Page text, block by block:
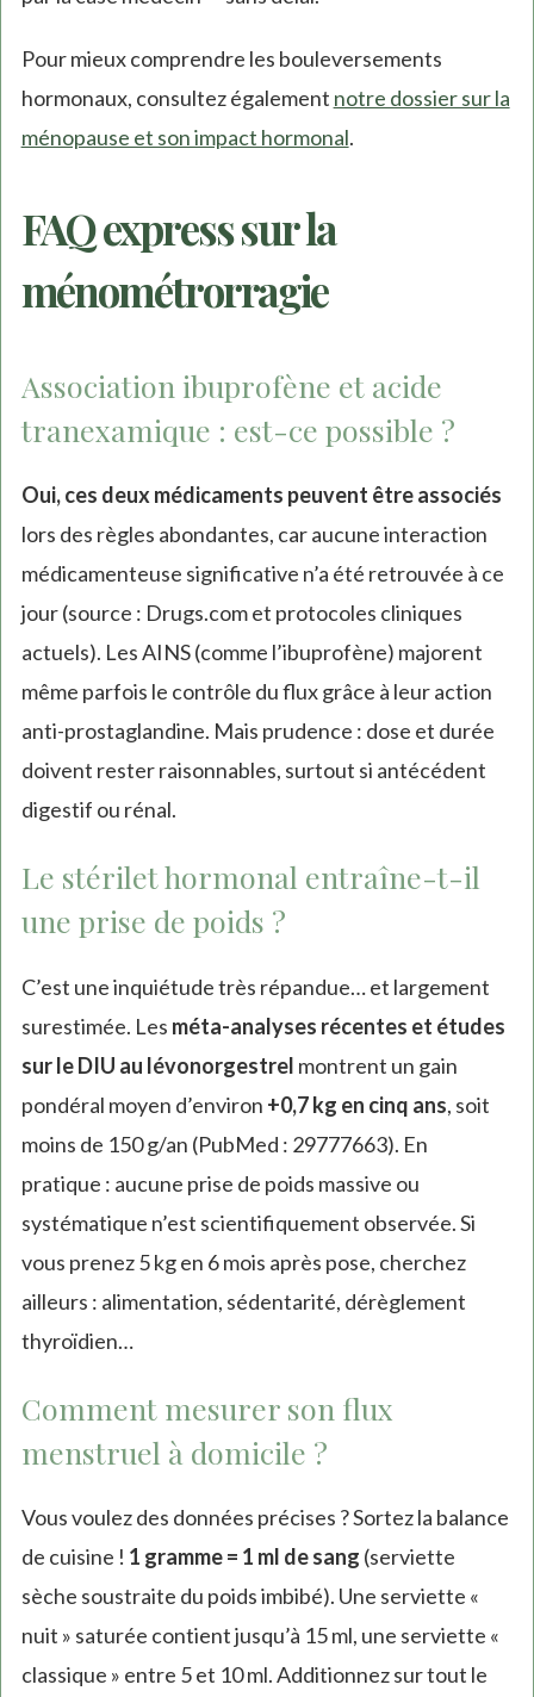
Pour mieux comprendre les bouleversements
hormonaux, consultez également notre dossier sur la
ménopause et son impact hormonal.
FAQ express sur la
ménométrorragie
Association ibuprofène et acide
tranexamique : est-ce possible ?
Oui, ces deux médicaments peuvent être associés
lors des règles abondantes, car aucune interaction
médicamenteuse significative n’a été retrouvée à ce
jour (source : Drugs.com et protocoles cliniques
actuels). Les AINS (comme l’ibuprofène) majorent
même parfois le contrôle du flux grâce à leur action
anti-prostaglandine. Mais prudence : dose et durée
doivent rester raisonnables, surtout si antécédent
digestif ou rénal.
Le stérilet hormonal entraîne-t-il
une prise de poids ?
C’est une inquiétude très répandue… et largement
surestimée. Les méta-analyses récentes et études
sur le DIU au lévonorgestrel montrent un gain
pondéral moyen d’environ +0,7 kg en cinq ans, soit
moins de 150 g/an (PubMed : 29777663). En
pratique : aucune prise de poids massive ou
systématique n’est scientifiquement observée. Si
vous prenez 5 kg en 6 mois après pose, cherchez
ailleurs : alimentation, sédentarité, dérèglement
thyroïdien…
Comment mesurer son flux
menstruel à domicile ?
Vous voulez des données précises ? Sortez la balance
de cuisine ! 1 gramme = 1 ml de sang (serviette
sèche soustraite du poids imbibé). Une serviette «
nuit » saturée contient jusqu’à 15 ml, une serviette «
classique » entre 5 et 10 ml. Additionnez sur tout le